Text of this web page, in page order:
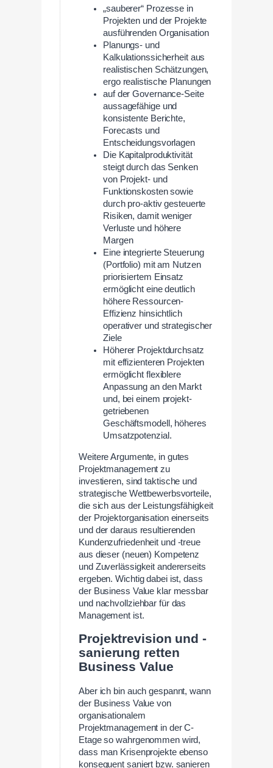
„sauberer“ Prozesse in
Projekten und der Projekte
ausführenden Organisation
Planungs- und
Kalkulationssicherheit aus
realistischen Schätzungen,
ergo realistische Planungen
auf der Governance-Seite
aussagefähige und
konsistente Berichte,
Forecasts und
Entscheidungsvorlagen
Die Kapitalproduktivität
steigt durch das Senken
von Projekt- und
Funktionskosten sowie
durch pro-aktiv gesteuerte
Risiken, damit weniger
Verluste und höhere
Margen
Eine integrierte Steuerung
(Portfolio) mit am Nutzen
priorisiertem Einsatz
ermöglicht eine deutlich
höhere Ressourcen-
Effizienz hinsichtlich
operativer und strategischer
Ziele
Höherer Projektdurchsatz
mit effizienteren Projekten
ermöglicht flexiblere
Anpassung an den Markt
und, bei einem projekt-
getriebenen
Geschäftsmodell, höheres
Umsatzpotenzial.
Weitere Argumente, in gutes
Projektmanagement zu
investieren, sind taktische und
strategische Wettbewerbsvorteile,
die sich aus der Leistungsfähigkeit
der Projektorganisation einerseits
und der daraus resultierenden
Kundenzufriedenheit und -treue
aus dieser (neuen) Kompetenz
und Zuverlässigkeit andererseits
ergeben. Wichtig dabei ist, dass
der Business Value klar messbar
und nachvollziehbar für das
Management ist.
Projektrevision und -
sanierung retten
Business Value
Aber ich bin auch gespannt, wann
der Business Value von
organisationalem
Projektmanagement in der C-
Etage so wahrgenommen wird,
dass man Krisenprojekte ebenso
konsequent saniert bzw. sanieren